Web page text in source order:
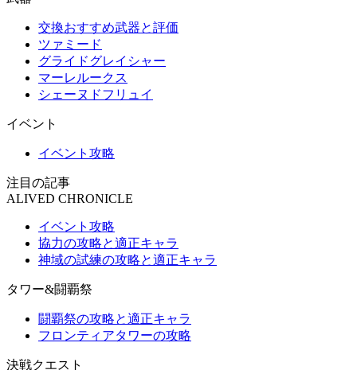
交換おすすめ武器と評価
ツァミード
グライドグレイシャー
マーレルークス
シェーヌドフリュイ
イベント
イベント攻略
注目の記事
ALIVED CHRONICLE
イベント攻略
協力の攻略と適正キャラ
神域の試練の攻略と適正キャラ
タワー&闘覇祭
闘覇祭の攻略と適正キャラ
フロンティアタワーの攻略
決戦クエスト